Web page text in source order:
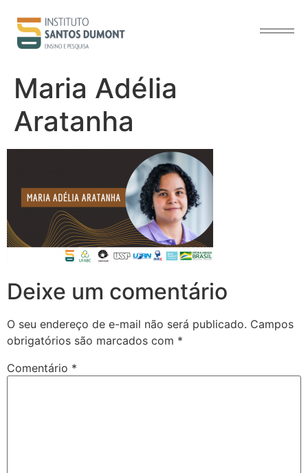
conteúdo
Maria Adélia
Aratanha
Deixe um comentário
O seu endereço de e-mail não será publicado. Campos
obrigatórios são marcados com *
Comentário *